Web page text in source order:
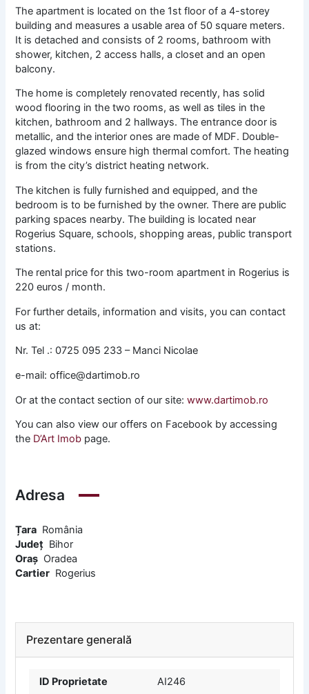
The apartment is located on the 1st floor of a 4-storey
building and measures a usable area of ​​50 square meters.
It is detached and consists of 2 rooms, bathroom with
shower, kitchen, 2 access halls, a closet and an open
balcony.
The home is completely renovated recently, has solid
wood flooring in the two rooms, as well as tiles in the
kitchen, bathroom and 2 hallways. The entrance door is
metallic, and the interior ones are made of MDF. Double-
glazed windows ensure high thermal comfort. The heating
is from the city’s district heating network.
The kitchen is fully furnished and equipped, and the
bedroom is to be furnished by the owner. There are public
parking spaces nearby. The building is located near
Rogerius Square, schools, shopping areas, public transport
stations.
The rental price for this two-room apartment in Rogerius is
220 euros / month.
For further details, information and visits, you can contact
us at:
Nr. Tel .: 0725 095 233 – Manci Nicolae
e-mail: office@dartimob.ro
Or at the contact section of our site:www.dartimob.ro
You can also view our offers on Facebook by accessing
the D’Art Imob page.
Adresa
Țara România
Județ Bihor
Oraș Oradea
Cartier Rogerius
Prezentare generală
ID Proprietate AI246